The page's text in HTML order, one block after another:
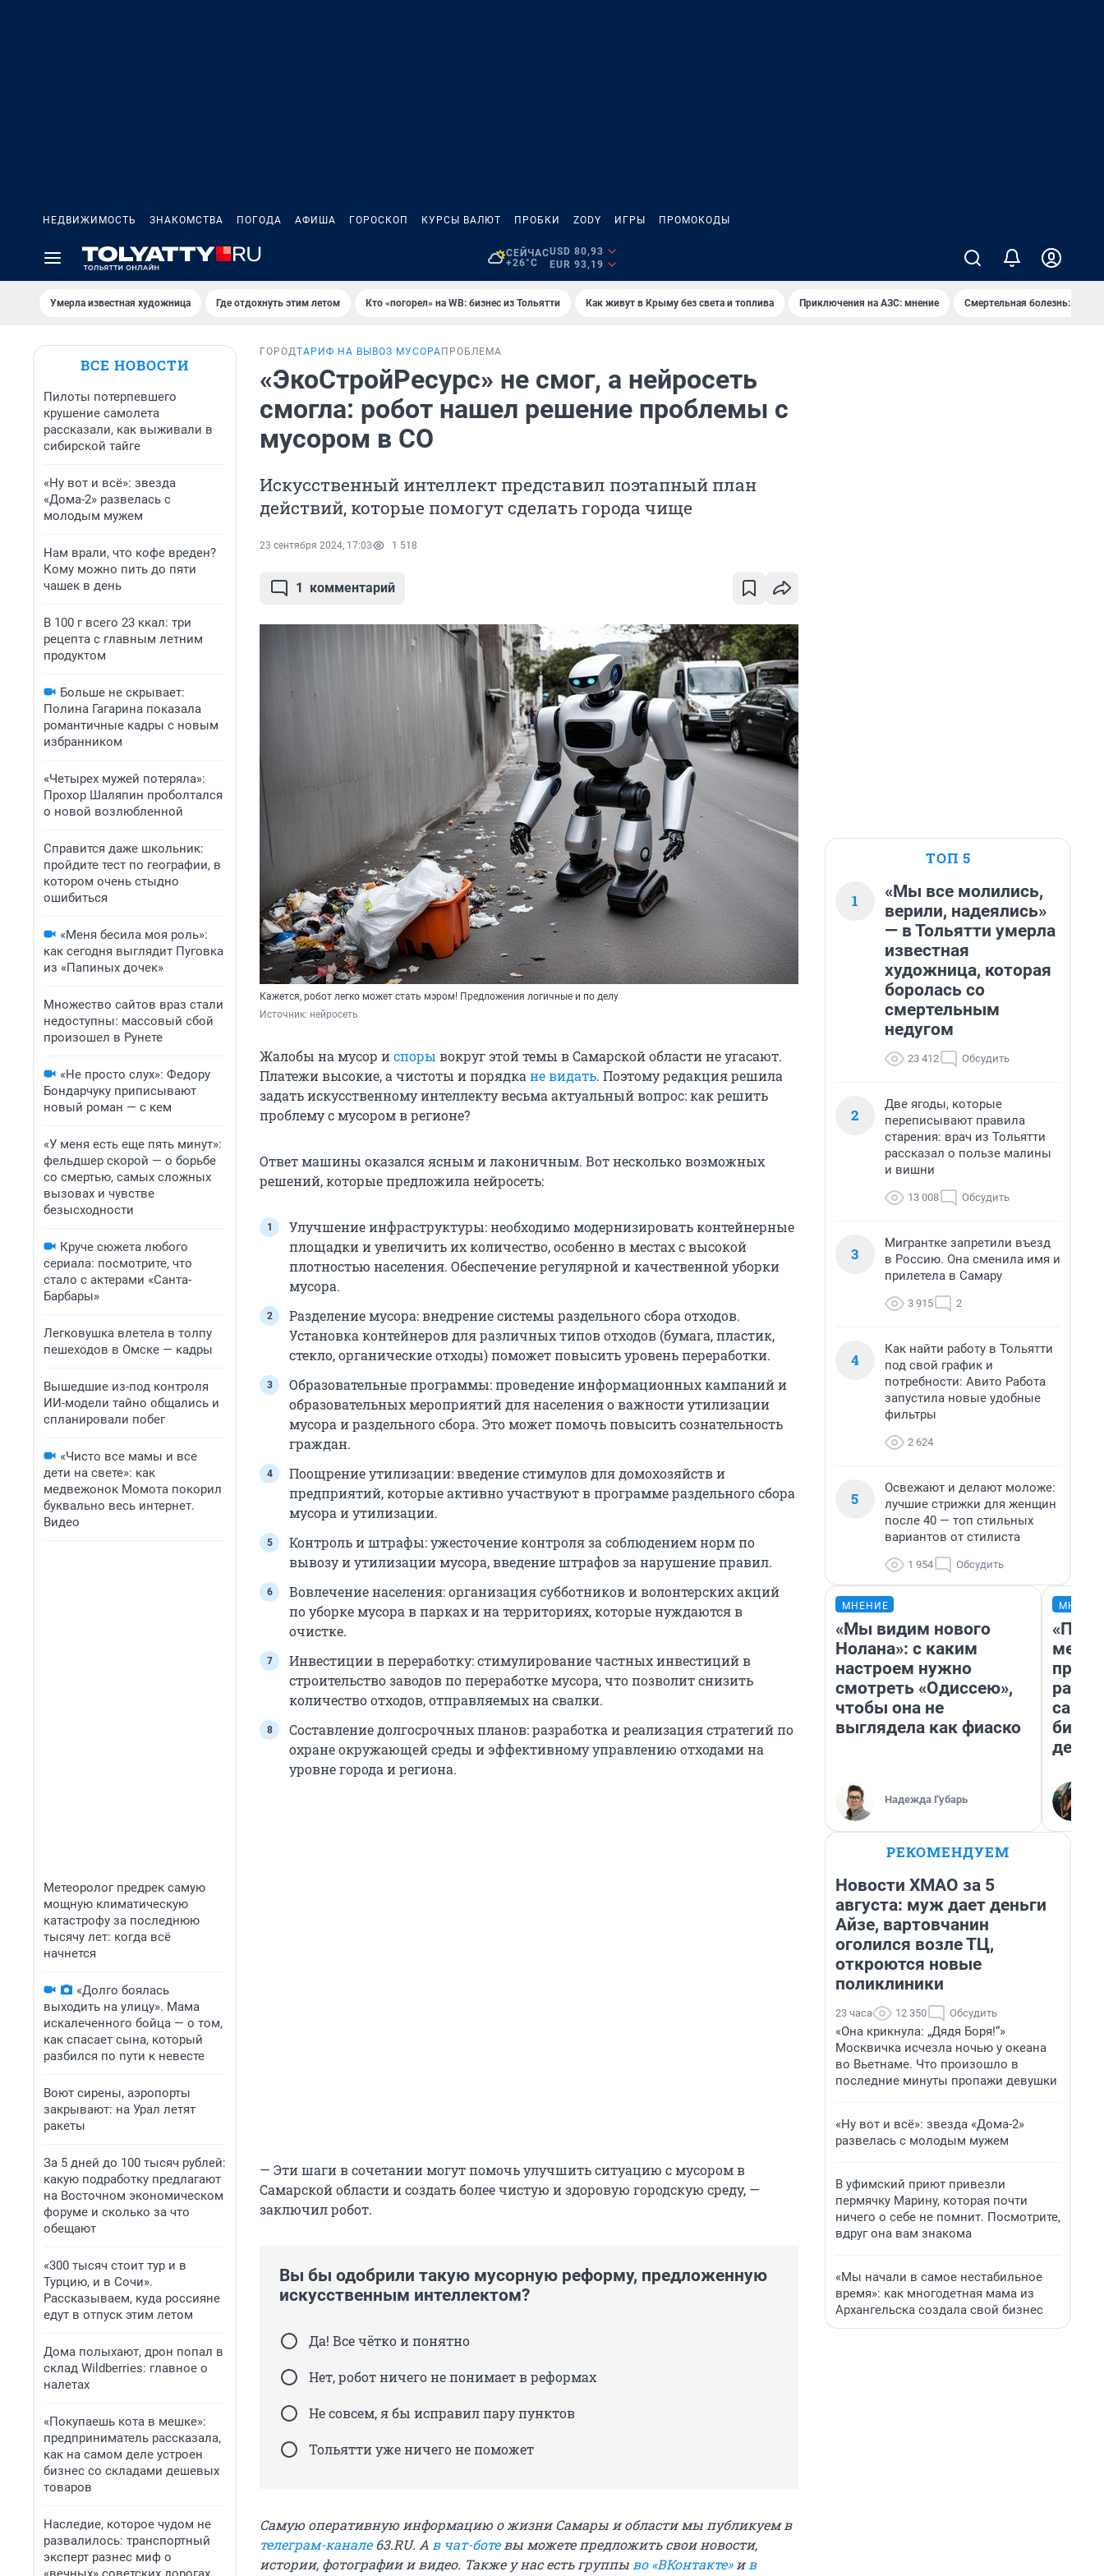
НЕДВИЖИМОСТЬ ЗНАКОМСТВА ПОГОДА АФИША ГОРОСКОП КУРСЫ ВАЛЮТ ПРОБКИ ZODY ИГРЫ ПРОМОКОДЫ
СЕЙЧАС
+26°C
USD 80,93
EUR 93,19
Умерла известная художница Где отдохнуть этим летом Кто «погорел» на WB: бизнес из Тольятти Как живут в Крыму без света и топлива Приключения на АЗС: мнение Смертельная болезнь:
ВСЕ НОВОСТИ
Пилоты потерпевшего
крушение самолета
рассказали, как выживали в
сибирской тайге
«Ну вот и всё»: звезда
«Дома-2» развелась с
молодым мужем
Нам врали, что кофе вреден?
Кому можно пить до пяти
чашек в день
В 100 г всего 23 ккал: три
рецепта с главным летним
продуктом
Больше не скрывает:
Полина Гагарина показала
романтичные кадры с новым
избранником
«Четырех мужей потеряла»:
Прохор Шаляпин проболтался
о новой возлюбленной
Справится даже школьник:
пройдите тест по географии, в
котором очень стыдно
ошибиться
«Меня бесила моя роль»:
как сегодня выглядит Пуговка
из «Папиных дочек»
Множество сайтов враз стали
недоступны: массовый сбой
произошел в Рунете
«Не просто слух»: Федору
Бондарчуку приписывают
новый роман — с кем
«У меня есть еще пять минут»:
фельдшер скорой — о борьбе
со смертью, самых сложных
вызовах и чувстве
безысходности
Круче сюжета любого
сериала: посмотрите, что
стало с актерами «Санта-
Барбары»
Легковушка влетела в толпу
пешеходов в Омске — кадры
Вышедшие из-под контроля
ИИ-модели тайно общались и
спланировали побег
«Чисто все мамы и все
дети на свете»: как
медвежонок Момота покорил
буквально весь интернет.
Видео
Метеоролог предрек самую
мощную климатическую
катастрофу за последнюю
тысячу лет: когда всё
начнется
«Долго боялась
выходить на улицу». Мама
искалеченного бойца — о том,
как спасает сына, который
разбился по пути к невесте
Воют сирены, аэропорты
закрывают: на Урал летят
ракеты
За 5 дней до 100 тысяч рублей:
какую подработку предлагают
на Восточном экономическом
форуме и сколько за что
обещают
«300 тысяч стоит тур и в
Турцию, и в Сочи».
Рассказываем, куда россияне
едут в отпуск этим летом
Дома полыхают, дрон попал в
склад Wildberries: главное о
налетах
«Покупаешь кота в мешке»:
предприниматель рассказала,
как на самом деле устроен
бизнес со складами дешевых
товаров
Наследие, которое чудом не
развалилось: транспортный
эксперт разнес миф о
ГОРОДТАРИФ НА ВЫВОЗ МУСОРА ПРОБЛЕМА
«ЭкоСтройРесурс» не смог, а нейросеть
смогла: робот нашел решение проблемы с
мусором в СО
Искусственный интеллект представил поэтапный план
действий, которые помогут сделать города чище
23 сентября 2024, 17:03 1 518
1 комментарий
Кажется, робот легко может стать мэром! Предложения логичные и по делу
Источник: нейросеть
Жалобы на мусор испоры вокруг этой темы в Самарской области не угасают.
Платежи высокие, а чистоты и порядка не видать. Поэтому редакция решила
задать искусственному интеллекту весьма актуальный вопрос: как решить
проблему с мусором в регионе?
Ответ машины оказался ясным и лаконичным. Вот несколько возможных
решений, которые предложила нейросеть:
Улучшение инфраструктуры: необходимо модернизировать контейнерные
площадки и увеличить их количество, особенно в местах с высокой
плотностью населения. Обеспечение регулярной и качественной уборки
мусора.
Разделение мусора: внедрение системы раздельного сбора отходов.
Установка контейнеров для различных типов отходов (бумага, пластик,
стекло, органические отходы) поможет повысить уровень переработки.
Образовательные программы: проведение информационных кампаний и
образовательных мероприятий для населения о важности утилизации
мусора и раздельного сбора. Это может помочь повысить сознательность
граждан.
Поощрение утилизации: введение стимулов для домохозяйств и
предприятий, которые активно участвуют в программе раздельного сбора
мусора и утилизации.
Контроль и штрафы: ужесточение контроля за соблюдением норм по
вывозу и утилизации мусора, введение штрафов за нарушение правил.
Вовлечение населения: организация субботников и волонтерских акций
по уборке мусора в парках и на территориях, которые нуждаются в
очистке.
Инвестиции в переработку: стимулирование частных инвестиций в
строительство заводов по переработке мусора, что позволит снизить
количество отходов, отправляемых на свалки.
Составление долгосрочных планов: разработка и реализация стратегий по
охране окружающей среды и эффективному управлению отходами на
уровне города и региона.
— Эти шаги в сочетании могут помочь улучшить ситуацию с мусором в
Самарской области и создать более чистую и здоровую городскую среду, —
заключил робот.
Вы бы одобрили такую мусорную реформу, предложенную
искусственным интеллектом?
Да! Все чётко и понятно
Нет, робот ничего не понимает в реформах
Не совсем, я бы исправил пару пунктов
Тольятти уже ничего не поможет
Самую оперативную информацию о жизни Самары и области мы публикуем в
телеграм-канале63.RU. А в чат-ботевы можете предложить свои новости,
истории, фотографии и видео. Также у нас есть группы во «ВКонтакте»и в
ТОП 5
1
«Мы все молились,
верили, надеялись»
— в Тольятти умерла
известная
художница, которая
боролась со
смертельным
недугом
23 412 Обсудить
2
Две ягоды, которые
переписывают правила
старения: врач из Тольятти
рассказал о пользе малины
и вишни
13 008 Обсудить
3
Мигрантке запретили въезд
в Россию. Она сменила имя и
прилетела в Самару
3 915 2
4
Как найти работу в Тольятти
под свой график и
потребности: Авито Работа
запустила новые удобные
фильтры
2 624
5
Освежают и делают моложе:
лучшие стрижки для женщин
после 40 — топ стильных
вариантов от стилиста
1 954 Обсудить
МНЕНИЕ
«Мы видим нового
Нолана»: с каким
настроем нужно
смотреть «Одиссею»,
чтобы она не
выглядела как фиаско
Надежда Губарь
РЕКОМЕНДУЕМ
Новости ХМАО за 5
августа: муж дает деньги
Айзе, вартовчанин
оголился возле ТЦ,
откроются новые
поликлиники
23 часа 12 350 Обсудить
«Она крикнула: „Дядя Боря!“»
Москвичка исчезла ночью у океана
во Вьетнаме. Что произошло в
последние минуты пропажи девушки
«Ну вот и всё»: звезда «Дома-2»
развелась с молодым мужем
В уфимский приют привезли
пермячку Марину, которая почти
ничего о себе не помнит. Посмотрите,
вдруг она вам знакома
«Мы начали в самое нестабильное
время»: как многодетная мама из
Архангельска создала свой бизнес